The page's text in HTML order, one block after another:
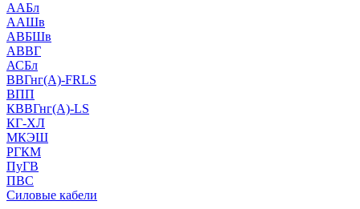
ААБл
ААШв
АВБШв
АВВГ
АСБл
ВВГнг(А)-FRLS
ВПП
КВВГнг(А)-LS
КГ-ХЛ
МКЭШ
РГКМ
ПуГВ
ПВС
Силовые кабели